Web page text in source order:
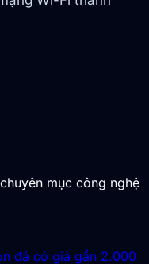
mục công nghệ
đá có giá gần 2.000